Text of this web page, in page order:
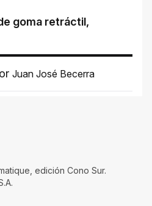
goma retráctil,
Juan José Becerra
edición Cono Sur.